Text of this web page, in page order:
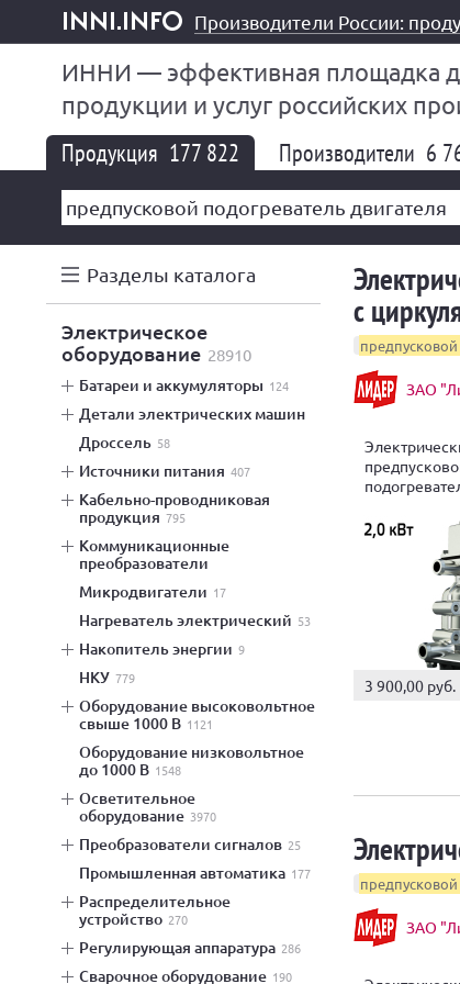
inni.info
Производители России:
ИННИ — эффективная площадка
продукции и услуг российских
Продукция 177 822 Производители 6
Разделы каталога
электрическое
оборудование 28910
батареи и аккумуляторы 124
детали электрических машин
дроссель 58
источники питания 407
кабельно-проводниковая
продукция 795
коммуникационные
преобразователи
микродвигатели 17
нагреватель электрический 53
накопитель энергии 9
НКУ 779
оборудование высоковольтное
свыше 1000 В 1121
оборудование низковольтное
до 1000 В 1548
осветительное
оборудование 3970
преобразователи сигналов 25
промышленная автоматика 177
распределительное
устройство 270
регулирующая аппаратура 286
сварочное оборудование 190
с
ЗАО
3 900,00 руб.
ЗАО